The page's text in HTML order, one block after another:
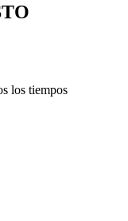
los tiempos